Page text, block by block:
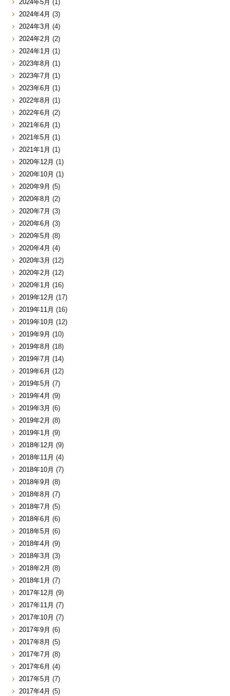
2024年5月 (1)
2024年4月 (3)
2024年3月 (4)
2024年2月 (2)
2024年1月 (1)
2023年8月 (1)
2023年7月 (1)
2023年6月 (1)
2022年8月 (1)
2022年6月 (2)
2021年6月 (1)
2021年5月 (1)
2021年1月 (1)
2020年12月 (1)
2020年10月 (1)
2020年9月 (5)
2020年8月 (2)
2020年7月 (3)
2020年6月 (3)
2020年5月 (8)
2020年4月 (4)
2020年3月 (12)
2020年2月 (12)
2020年1月 (16)
2019年12月 (17)
2019年11月 (16)
2019年10月 (12)
2019年9月 (10)
2019年8月 (18)
2019年7月 (14)
2019年6月 (12)
2019年5月 (7)
2019年4月 (9)
2019年3月 (6)
2019年2月 (8)
2019年1月 (9)
2018年12月 (9)
2018年11月 (4)
2018年10月 (7)
2018年9月 (8)
2018年8月 (7)
2018年7月 (5)
2018年6月 (6)
2018年5月 (6)
2018年4月 (9)
2018年3月 (3)
2018年2月 (8)
2018年1月 (7)
2017年12月 (9)
2017年11月 (7)
2017年10月 (7)
2017年9月 (6)
2017年8月 (5)
2017年7月 (8)
2017年6月 (4)
2017年5月 (7)
2017年4月 (5)